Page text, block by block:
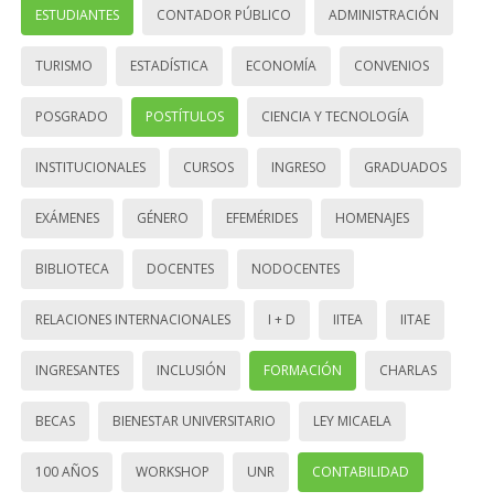
ESTUDIANTES CONTADOR PÚBLICO ADMINISTRACIÓN
TURISMO ESTADÍSTICA ECONOMÍA CONVENIOS
POSGRADO POSTÍTULOS CIENCIA Y TECNOLOGÍA
INSTITUCIONALES CURSOS INGRESO GRADUADOS
EXÁMENES GÉNERO EFEMÉRIDES HOMENAJES
BIBLIOTECA DOCENTES NODOCENTES
RELACIONES INTERNACIONALES I + D IITEA IITAE
INGRESANTES INCLUSIÓN FORMACIÓN CHARLAS
BECAS BIENESTAR UNIVERSITARIO LEY MICAELA
100 AÑOS WORKSHOP UNR CONTABILIDAD